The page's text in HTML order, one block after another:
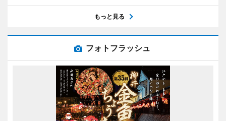
もっと見る
フォトフラッシュ